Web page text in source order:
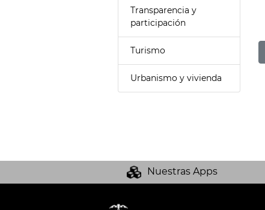
Transparencia y
participación
Turismo
Urbanismo y vivienda
Nuestras Apps